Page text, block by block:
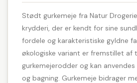
Stødt gurkemeje fra Natur
krydderi, der er kendt for sine
fordele og karakteristiske gyldne
økologiske variant er fremstillet af
gurkemejerodder og kan
og bagning. Gurkemeje bidrager